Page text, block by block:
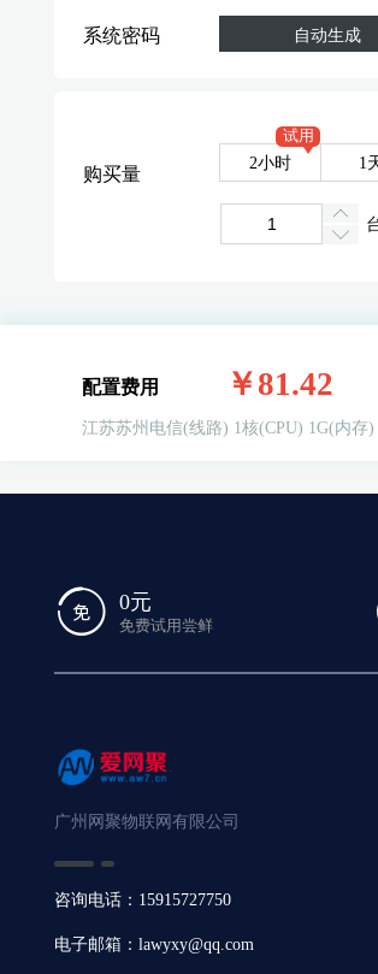
系统密码 自动生成
购买量
2小时
试用
1
配置费用 ￥81.42
江苏苏州电信(线路) 1核(CPU) 1G(内存)
0元
免费试用尝鲜
广州网聚物联网有限公司
咨询电话：15915727750
电子邮箱：lawyxy@qq.com